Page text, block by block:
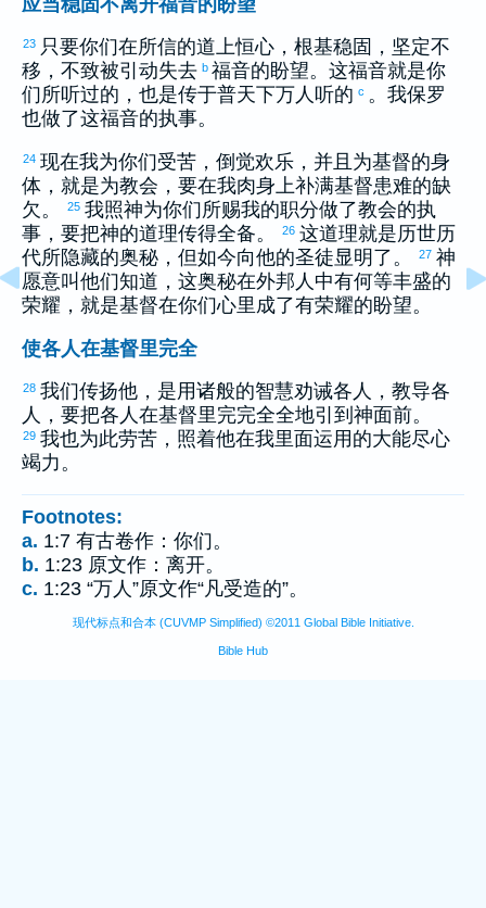
23 只要你们在所信的道上恒心，根基稳固，坚定不
移，不致被引动失去 b 福音的盼望。这福音就是你
们所听过的，也是传于普天下万人听的 c 。我保罗
也做了这福音的执事。
24 现在我为你们受苦，倒觉欢乐，并且为基督的身
体，就是为教会，要在我肉身上补满基督患难的缺
欠。
25 我照神为你们所赐我的职分做了教会的执
事，要把神的道理传得全备。
26 这道理就是历世历
代所隐藏的奥秘，但如今向他的圣徒显明了。
27 神
愿意叫他们知道，这奥秘在外邦人中有何等丰盛的
荣耀，就是基督在你们心里成了有荣耀的盼望。
使各人在基督里完全
28 我们传扬他，是用诸般的智慧劝诫各人，教导各
人，要把各人在基督里完完全全地引到神面前。
29 我也为此劳苦，照着他在我里面运用的大能尽心
竭力。
Footnotes:
a. 1:7 有古卷作：你们。
b. 1:23 原文作：离开。
c. 1:23 “万人”原文作“凡受造的”。
现代标点和合本 (CUVMP Simplified) ©2011 Global Bible Initiative.
Bible Hub